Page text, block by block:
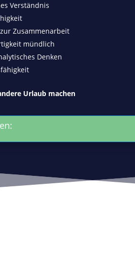
Verständnis
Zusammenarbeit
mündlich
Denken
Urlaub machen